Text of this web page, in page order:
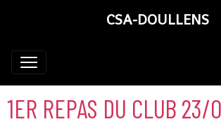
CSA-DOULLENS
1ER REPAS DU CLUB 23/